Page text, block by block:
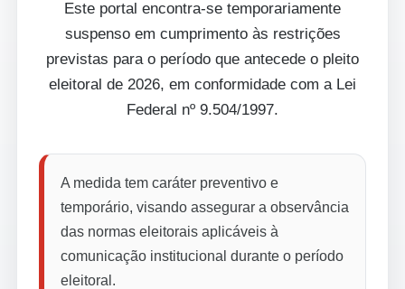
Este portal encontra-se temporariamente
suspenso em cumprimento às restrições
previstas para o período que antecede o pleito
eleitoral de 2026, em conformidade com a Lei
Federal nº 9.504/1997.
A medida tem caráter preventivo e
temporário, visando assegurar a observância
das normas eleitorais aplicáveis à
comunicação institucional durante o período
eleitoral.